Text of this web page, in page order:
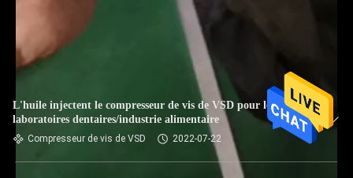
L'huile injectent le compresseur de vis de VSD pour les
laboratoires dentaires/industrie alimentaire
Compresseur de vis de VSD 2022-07-22